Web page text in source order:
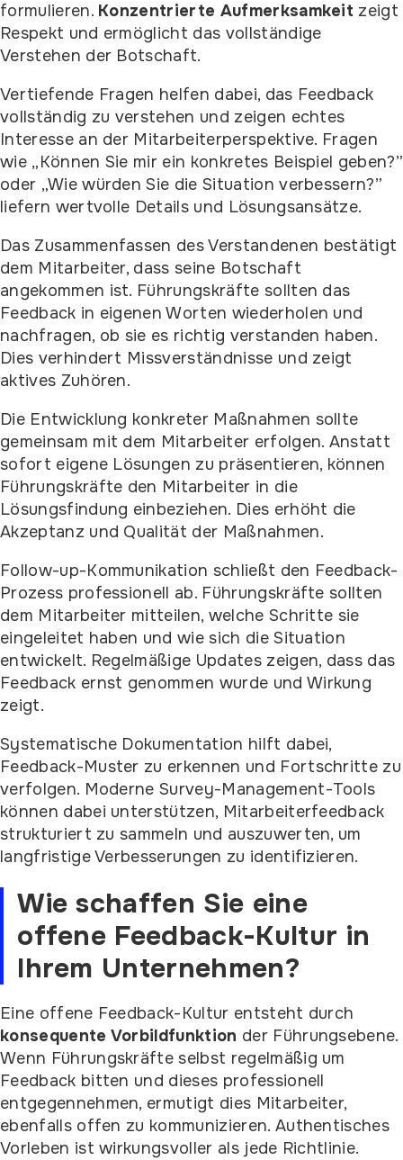
formulieren. Konzentrierte Aufmerksamkeit zeigt
Respekt und ermöglicht das vollständige
Verstehen der Botschaft.
Vertiefende Fragen helfen dabei, das Feedback
vollständig zu verstehen und zeigen echtes
Interesse an der Mitarbeiterperspektive. Fragen
wie „Können Sie mir ein konkretes Beispiel geben?”
oder „Wie würden Sie die Situation verbessern?”
liefern wertvolle Details und Lösungsansätze.
Das Zusammenfassen des Verstandenen bestätigt
dem Mitarbeiter, dass seine Botschaft
angekommen ist. Führungskräfte sollten das
Feedback in eigenen Worten wiederholen und
nachfragen, ob sie es richtig verstanden haben.
Dies verhindert Missverständnisse und zeigt
aktives Zuhören.
Die Entwicklung konkreter Maßnahmen sollte
gemeinsam mit dem Mitarbeiter erfolgen. Anstatt
sofort eigene Lösungen zu präsentieren, können
Führungskräfte den Mitarbeiter in die
Lösungsfindung einbeziehen. Dies erhöht die
Akzeptanz und Qualität der Maßnahmen.
Follow-up-Kommunikation schließt den Feedback-
Prozess professionell ab. Führungskräfte sollten
dem Mitarbeiter mitteilen, welche Schritte sie
eingeleitet haben und wie sich die Situation
entwickelt. Regelmäßige Updates zeigen, dass das
Feedback ernst genommen wurde und Wirkung
zeigt.
Systematische Dokumentation hilft dabei,
Feedback-Muster zu erkennen und Fortschritte zu
verfolgen. Moderne Survey-Management-Tools
können dabei unterstützen, Mitarbeiterfeedback
strukturiert zu sammeln und auszuwerten, um
langfristige Verbesserungen zu identifizieren.
Wie schaffen Sie eine
offene Feedback-Kultur in
Ihrem Unternehmen?
Eine offene Feedback-Kultur entsteht durch
konsequente Vorbildfunktion der Führungsebene.
Wenn Führungskräfte selbst regelmäßig um
Feedback bitten und dieses professionell
entgegennehmen, ermutigt dies Mitarbeiter,
ebenfalls offen zu kommunizieren. Authentisches
Vorleben ist wirkungsvoller als jede Richtlinie.